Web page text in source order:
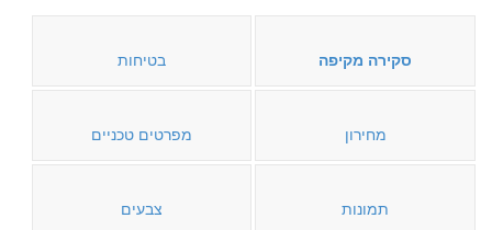
סקירה מקיפה בטיחות
מחירון מפרטים טכניים
תמונות צבעים